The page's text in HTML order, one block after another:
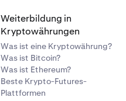
Weiterbildung in
Kryptowährungen
Was ist eine Kryptowährung?
Was ist Bitcoin?
Was ist Ethereum?
Beste Krypto-Futures-
Plattformen